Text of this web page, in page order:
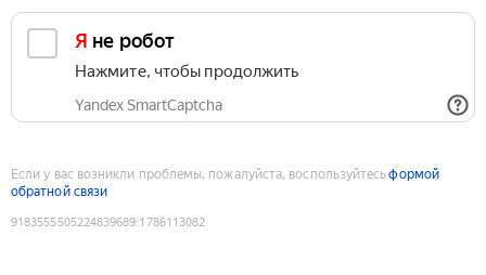
Я не робот
Нажмите, чтобы продолжить
Yandex SmartCaptcha
Если у вас возникли проблемы, пожалуйста, воспользуйтесьформой
обратной связи
9183555505224839689:1786113082